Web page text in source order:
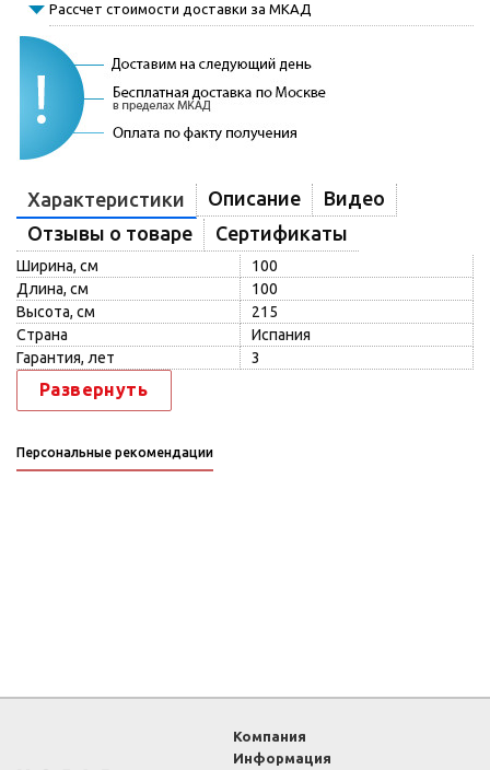
Рассчет стоимости доставки за МКАД
Характеристики Описание
Видео
Отзывы о товаре
Сертификаты
Ширина, см
100
Длина, см
100
Высота, см
215
Страна
Испания
Гарантия, лет
3
Развернуть
Персональные рекомендации
Компания
Информация